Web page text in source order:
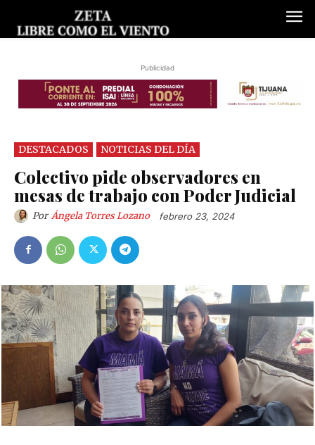
Publicidad
DESTACADOS NOTICIAS DEL DÍA
Colectivo pide observadores en
mesas de trabajo con Poder Judicial
Por Ángela Torres Lozano febrero 23, 2024